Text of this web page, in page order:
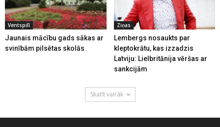
Ventspilī
Jaunais mācību gads sākas ar
svinībām pilsētas skolās
Ziņas
Lembergs nosaukts par
kleptokrātu, kas izzadzis
Latviju: Lielbritānija vēršas ar
sankcijām
Skatīt vairāk